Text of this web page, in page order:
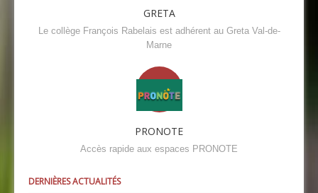
GRETA
Le collège François Rabelais est adhérent au Greta Val-de-
Marne
PRONOTE
Accès rapide aux espaces PRONOTE
DERNIÈRES ACTUALITÉS